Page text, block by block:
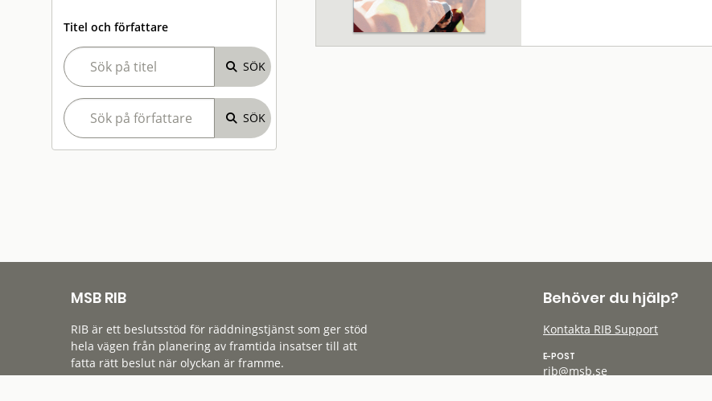
Titel och författare
MSB RIB
RIB är ett beslutsstöd för räddningstjänst som ger stöd
hela vägen från planering av framtida insatser till att
fatta rätt beslut när olyckan är framme.
Behöver du hjälp?
Kontakta RIB Support
E-POST
rib@msb.se